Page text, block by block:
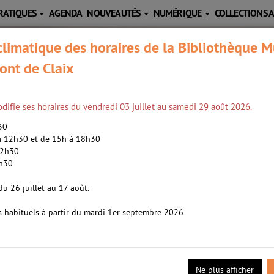
AGENDA NOUVEAUTÉS NUMÉRIQUE COLLECTIONS
/
Impr. In tempo
ses deux fils. Les années passent, et les enfants grandissent.
comme des hommes. Et pourtant, ce ne sont encore que
dans le coeur de trois hommes.
des horaires de la Bibliothèque
de Claix
ses horaires du vendredi 03 juillet au samedi 29 août 2026.
12h30 et de 15h à 18h30
26 juillet au 17 août.
habituels à partir du mardi 1er septembre 2026.
Ne plus afficher